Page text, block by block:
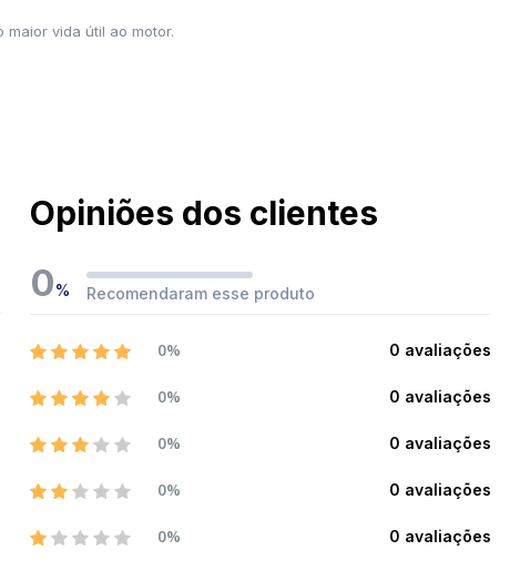
vida útil ao motor.
Opiniões dos clientes
0% Recomendaram esse produto
0% 0 avaliações
0% 0 avaliações
0% 0 avaliações
0% 0 avaliações
0% 0 avaliações